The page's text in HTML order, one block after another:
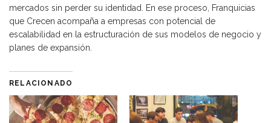
mercados sin perder su identidad. En ese proceso, Franquicias
que Crecen acompaña a empresas con potencial de
escalabilidad en la estructuración de sus modelos de negocio y
planes de expansión.
RELACIONADO